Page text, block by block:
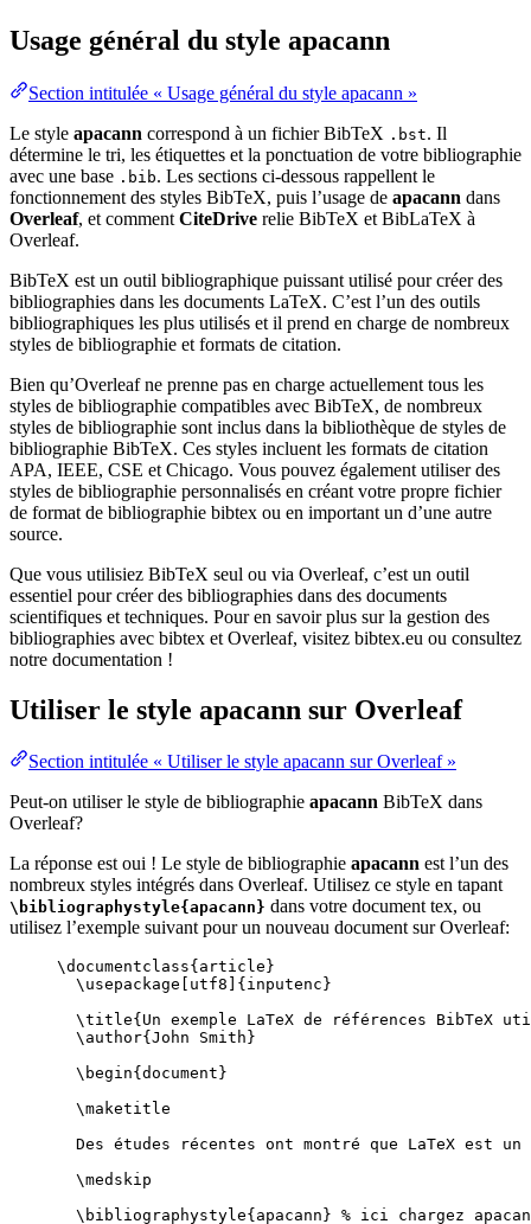
Usage général du style apacann
Section intitulée « Usage général du style apacann »
Le style apacann correspond à un fichier BibTeX .bst. Il
détermine le tri, les étiquettes et la ponctuation de votre bibliographie
avec une base .bib. Les sections ci-dessous rappellent le
fonctionnement des styles BibTeX, puis l’usage de apacann dans
Overleaf, et comment CiteDrive relie BibTeX et BibLaTeX à
Overleaf.
BibTeX est un outil bibliographique puissant utilisé pour créer des
bibliographies dans les documents LaTeX. C’est l’un des outils
bibliographiques les plus utilisés et il prend en charge de nombreux
styles de bibliographie et formats de citation.
Bien qu’Overleaf ne prenne pas en charge actuellement tous les
styles de bibliographie compatibles avec BibTeX, de nombreux
styles de bibliographie sont inclus dans la bibliothèque de styles de
bibliographie BibTeX. Ces styles incluent les formats de citation
APA, IEEE, CSE et Chicago. Vous pouvez également utiliser des
styles de bibliographie personnalisés en créant votre propre fichier
de format de bibliographie bibtex ou en important un d’une autre
source.
Que vous utilisiez BibTeX seul ou via Overleaf, c’est un outil
essentiel pour créer des bibliographies dans des documents
scientifiques et techniques. Pour en savoir plus sur la gestion des
bibliographies avec bibtex et Overleaf, visitez bibtex.eu ou consultez
notre documentation !
Utiliser le style apacann sur Overleaf
Section intitulée « Utiliser le style apacann sur Overleaf »
Peut-on utiliser le style de bibliographie apacann BibTeX dans
Overleaf?
La réponse est oui ! Le style de bibliographie apacann est l’un des
nombreux styles intégrés dans Overleaf. Utilisez ce style en tapant
\bibliographystyle{apacann} dans votre document tex, ou
utilisez l’exemple suivant pour un nouveau document sur Overleaf:
\documentclass{ article }
\usepackage
utf8 ]{ inputenc }
\title{Un exemple LaTeX de références
\author{John Smith}
\begin{ document }
\maketitle
Des études récentes ont montré que LaTeX est
\medskip
\bibliographystyle{apacann} % ici chargez